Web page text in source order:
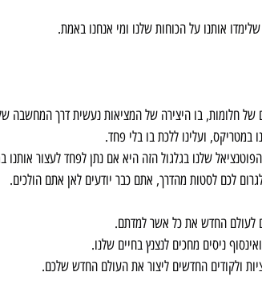
אותנו על הכוחות שלנו ומי אנחנו באמת.
חלומות, בו היצירה של המציאות נעשית דרך המחשבה
ועלינו ללכת בו בלי פחד.
שלנו בגלגול הזה היא אם נתן לפחד לעצור אותנו
לכם לסטות מהדרך, אתם כבר יודעים לאן אתם הולכים.
לעולם החדש את כל אשר למדתם.
ניסים מחכים לנצנץ בחיים שלנו.
ולקודים החדשים ליצור את העולם החדש שלכם.